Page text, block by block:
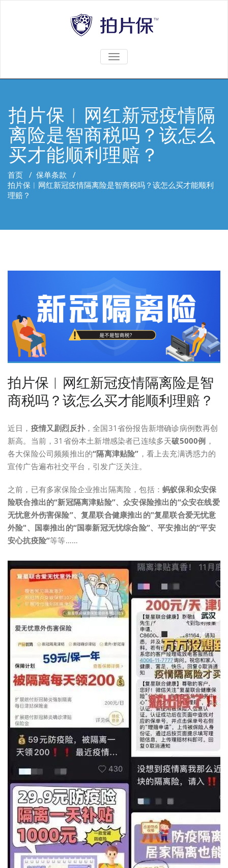
TOGGLE
拍片保︱网红新冠疫情隔
离险是智商税吗？该怎么
买才能顺利理赔？
首页 / 保单条款 /
拍片保︱网红新冠疫情隔离险是智商税吗？该怎么买才能顺利
理赔？
拍片保︱网红新冠疫情隔离险是智
商税吗？该怎么买才能顺利理赔？
近日， 疫情又剧烈反扑，全国31省份报告新增确诊病例数再创
新高。当前，31省份本土新增感染者已连续多天破5000例 ，
各大保险公司频频推出的“隔离津贴险” ，看上去充满诱惑力的
宣传广告遍布社交平台，引发广泛关注。
之前，已有多家保险企业推出隔离险，包括： 蚂蚁保和众安保
险联合推出的“新冠隔离津贴险”、众安保险推出的“众安在线爱
无忧意外伤害保险”、复星联合健康推出的"复星联合爱无忧意
外险"、国泰推出的“国泰新冠无忧综合险”、平安推出的“平安
安心抗疫险”等等……